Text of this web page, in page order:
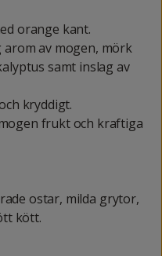
orange kant.
av mogen, mörk
samt inslag av
kryddigt.
frukt och kraftiga
ostar, milda grytor,
kött.